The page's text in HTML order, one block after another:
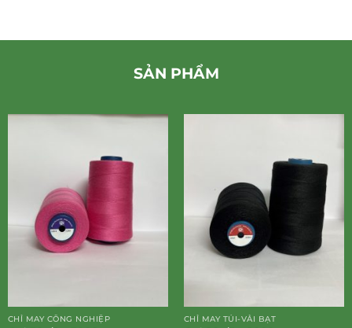
SẢN PHẨM
CHỈ MAY CÔNG NGHIỆP CHỈ MAY TÚI-VẢI BẠT